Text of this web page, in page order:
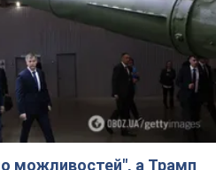
можливостей", а Трамп